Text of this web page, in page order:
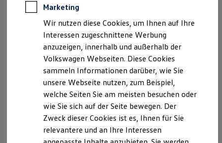
Rekuperation
Laden unterwegs
Laden Zuhause
Ladestationen finden
Ladezeitensimulator
Batterie
Sicherheit
Nachhaltigkeit
Technologie
Kosten und Kauf
Kaufoptionen
E-Auto-Förderung
Software und Konnektivität
Geschäftsführer: Jörg Möllenbeck, Birgit Möllenbeck
USt.-ID: DE813296079
Handelsregister: Duisburg HRB 11569
Hinweis gemäß § 36
Verbraucherstreitbeilegungsgesetz (VSBG)
Wir sind zur Teilnahme an einem
Streitbeilegungsverfahren bei folgender
Verbraucherschlichtungsstelle bereit:
Marketing
Wir nutzen diese Cookies, um Ihnen auf Ihre
Interessen zugeschnittene Werbung
anzuzeigen, innerhalb und außerhalb der
Volkswagen Webseiten. Diese Cookies
sammeln Informationen darüber, wie Sie
unsere Webseite nutzen, zum Beispiel,
welche Seiten Sie am meisten besuchen oder
wie Sie sich auf der Seite bewegen. Der
Zweck dieser Cookies ist es, Ihnen für Sie
relevantere und an Ihre Interessen